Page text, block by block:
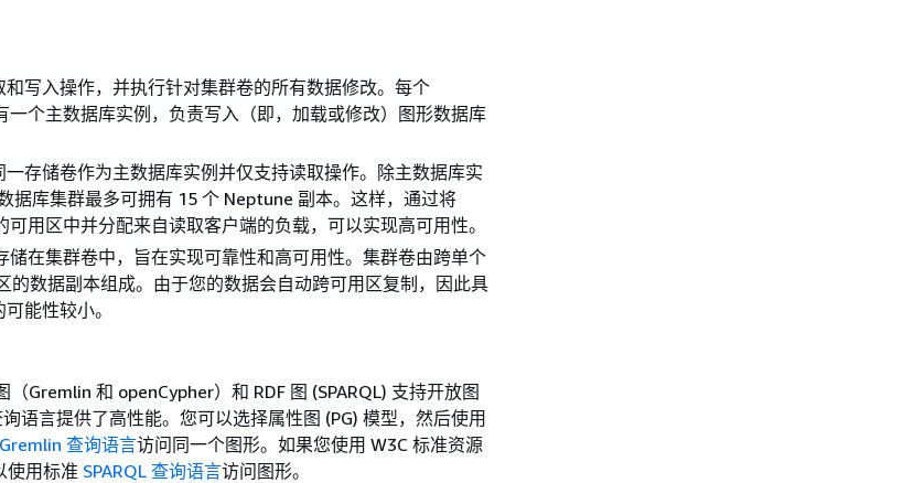
写入操作，并执行针对集群卷的所有数据修改。每个
一个主数据库实例，负责写入（即，加载或修改）图形数据库
存储卷作为主数据库实例并仅支持读取操作。除主数据库实
据库集群最多可拥有 15 个 Neptune 副本。这样，通过将
用区中并分配来自读取客户端的负载，可以实现高可用性。
在集群卷中，旨在实现可靠性和高可用性。集群卷由跨单个
的数据副本组成。由于您的数据会自动跨可用区复制，因此具
能性较小。
Gremlin 和 openCypher）和 RDF 图 (SPARQL) 支持开放图
语言提供了高性能。您可以选择属性图 (PG) 模型，然后使用
Gremlin 查询语言访问同一个图形。如果您使用 W3C 标准资源
使用标准 SPARQL 查询语言访问图形。